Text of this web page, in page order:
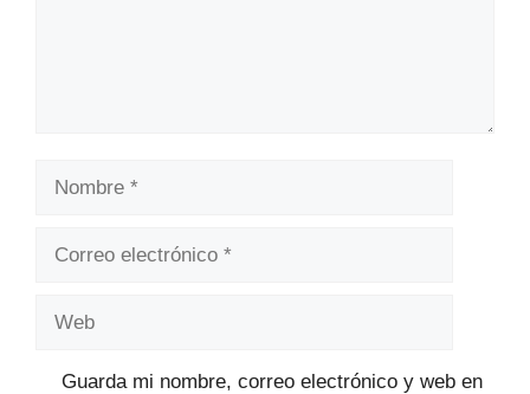
Nombre
Correo
Web
Guarda mi nombre, correo electrónico y web en